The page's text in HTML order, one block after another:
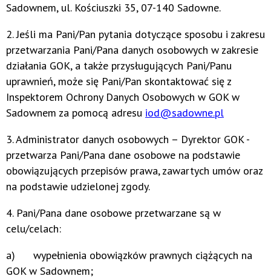
Sadownem, ul. Kościuszki 35, 07-140 Sadowne.
2. Jeśli ma Pani/Pan pytania dotyczące sposobu i zakresu
przetwarzania Pani/Pana danych osobowych w zakresie
działania GOK, a także przysługujących Pani/Panu
uprawnień, może się Pani/Pan skontaktować się z
Inspektorem Ochrony Danych Osobowych w GOK w
Sadownem za pomocą adresu iod@sadowne.pl
3. Administrator danych osobowych – Dyrektor GOK -
przetwarza Pani/Pana dane osobowe na podstawie
obowiązujących przepisów prawa, zawartych umów oraz
na podstawie udzielonej zgody.
4. Pani/Pana dane osobowe przetwarzane są w
celu/celach:
a) wypełnienia obowiązków prawnych ciążących na
GOK w Sadownem;